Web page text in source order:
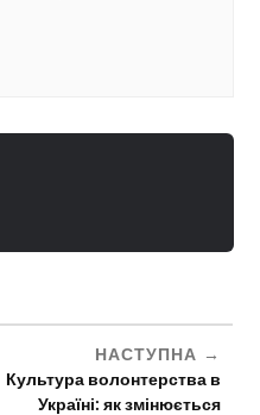
НАСТУПНА
Культура волонтерства в
Україні: як змінюється